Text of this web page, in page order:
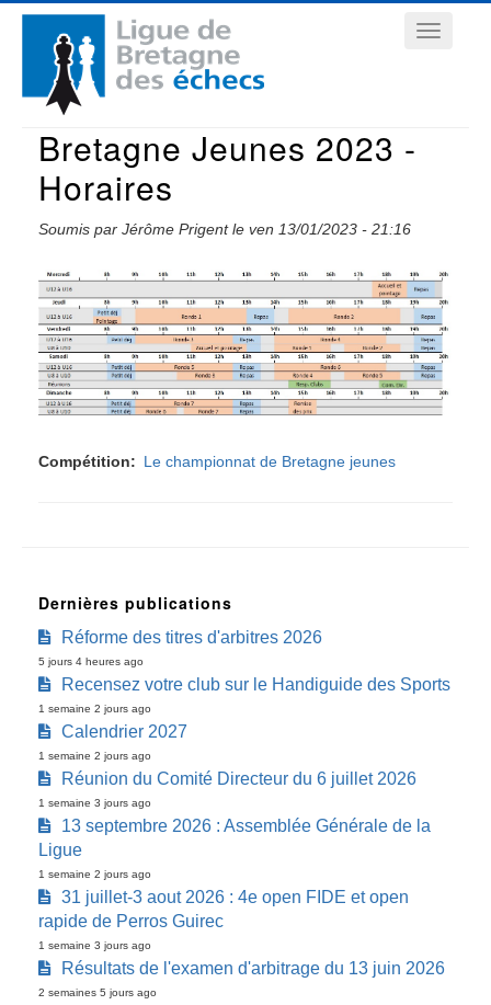
Aller
contenu
principal
Navigation
principale
Bretagne Jeunes 2023 -
Horaires
Soumis par Jérôme Prigentle ven 13/01/2023 - 21:16
Compétition Le championnat de Bretagne jeunes
Dernières publications
Réforme des titres d'arbitres 2026
5 jours 4 heures ago
Recensez votre club sur le Handiguide des Sports
1 semaine 2 jours ago
Calendrier 2027
1 semaine 2 jours ago
Réunion du Comité Directeur du 6 juillet 2026
1 semaine 3 jours ago
13 septembre 2026 : Assemblée Générale de la
Ligue
1 semaine 2 jours ago
31 juillet-3 aout 2026 : 4e open FIDE et open
rapide de Perros Guirec
1 semaine 3 jours ago
Résultats de l'examen d'arbitrage du 13 juin 2026
2 semaines 5 jours ago